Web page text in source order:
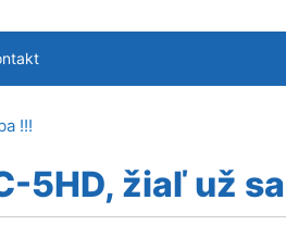
!!!
5HD, žiaľ už